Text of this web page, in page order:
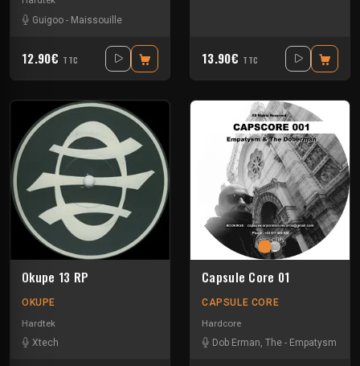
Guigoo - Maissouille
12.90€ TTC 13.90€ TTC
Okupe 13 RP
OKUPE
Hardtek
Xtech
Capsule Core 01
CAPSULE CORE
Hardcore
Dob Erman, The - Empatysm